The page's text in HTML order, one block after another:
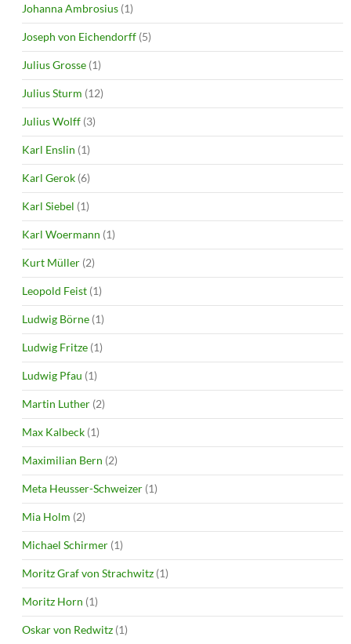
Johanna Ambrosius (1)
Joseph von Eichendorff (5)
Julius Grosse (1)
Julius Sturm (12)
Julius Wolff (3)
Karl Enslin (1)
Karl Gerok (6)
Karl Siebel (1)
Karl Woermann (1)
Kurt Müller (2)
Leopold Feist (1)
Ludwig Börne (1)
Ludwig Fritze (1)
Ludwig Pfau (1)
Martin Luther (2)
Max Kalbeck (1)
Maximilian Bern (2)
Meta Heusser-Schweizer (1)
Mia Holm (2)
Michael Schirmer (1)
Moritz Graf von Strachwitz (1)
Moritz Horn (1)
Oskar von Redwitz (1)